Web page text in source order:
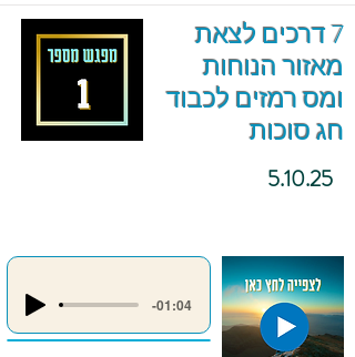
7 דרכים לצאת
מאזור הנוחות
ומס רמזים לכבוד
חג סוכות
5.10.25
-01:04